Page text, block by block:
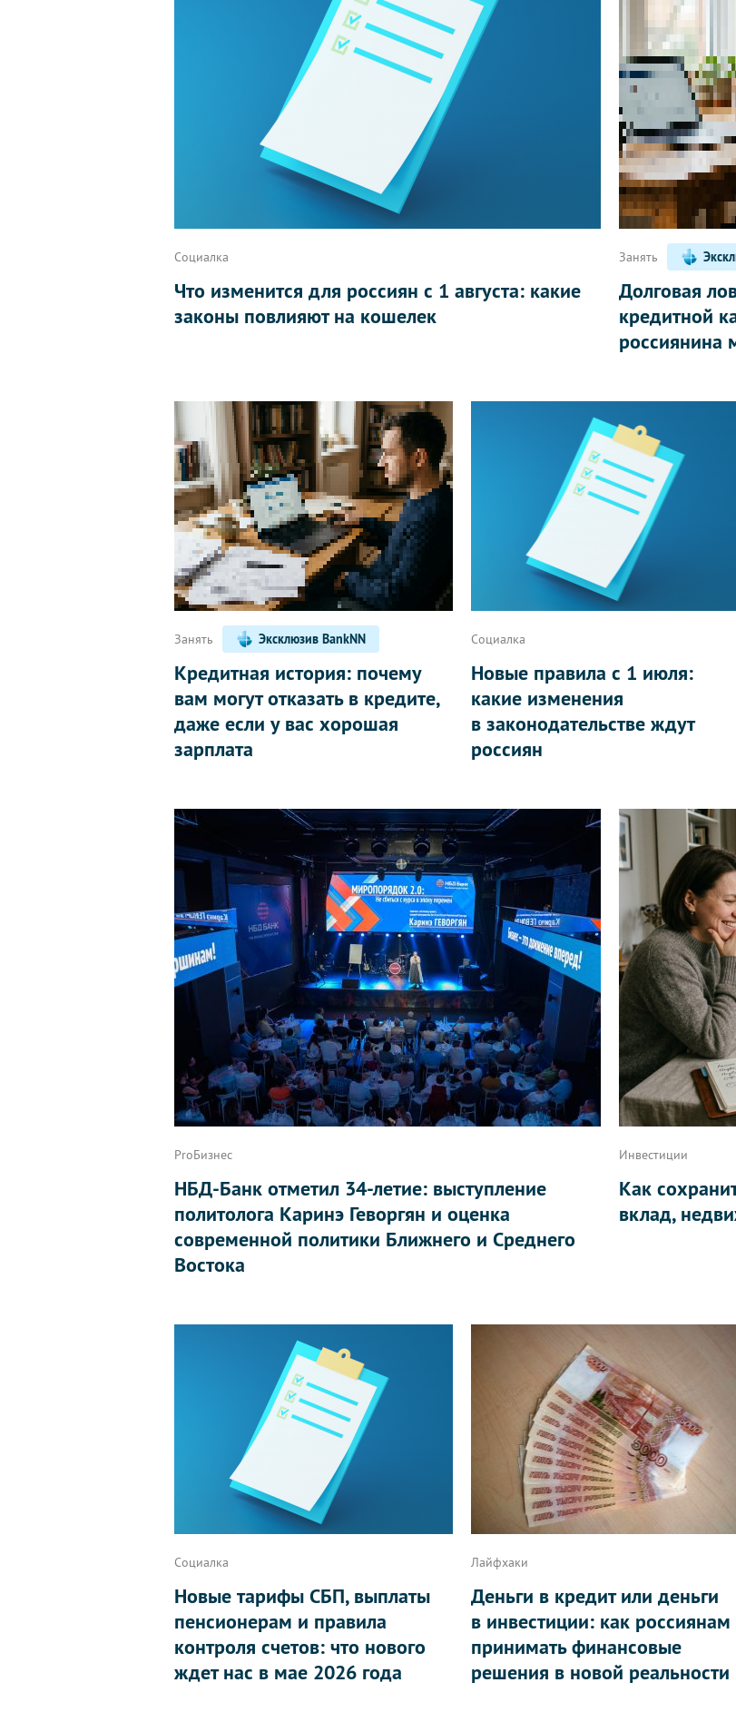
Социалка
Что изменится для россиян с 1 августа: какие
законы повлияют на кошелек
Занять
Долговая
кредитной
россиянина
Занять Эксклюзив BankNN
Кредитная история: почему
вам могут отказать в кредите,
даже если у вас хорошая
зарплата
Социалка
Новые правила с 1 июля:
какие изменения
в законодательстве ждут
россиян
ProБизнес
НБД-Банк отметил 34-летие: выступление
политолога Каринэ Геворгян и оценка
современной политики Ближнего и Среднего
Востока
Инвестиции
Как
вклад,
Социалка
Новые тарифы СБП, выплаты
пенсионерам и правила
контроля счетов: что нового
ждет нас в мае 2026 года
Лайфхаки
Деньги в кредит или деньги
в инвестиции: как россиянам
принимать финансовые
решения в новой реальности